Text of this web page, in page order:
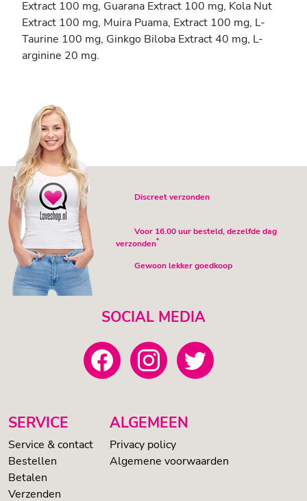
Extract 100 mg, Guarana Extract 100 mg, Kola Nut
Extract 100 mg, Muira Puama, Extract 100 mg, L-
Taurine 100 mg, Ginkgo Biloba Extract 40 mg, L-
arginine 20 mg.
Discreet verzonden
Voor 16.00 uur besteld, dezelfde dag
verzonden*
Gewoon lekker goedkoop
SOCIAL MEDIA
SERVICE
Service & contact
Bestellen
Betalen
Verzenden
ALGEMEEN
Privacy policy
Algemene voorwaarden